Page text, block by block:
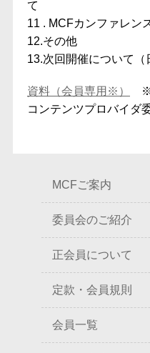
て
11 . MCFカンファレン
12.その他
13.次回開催について（
資料（会員専用※）
コンテンツプロバイダ
MCFご案内
委員会のご紹介
正会員について
定款・会員規則
会員一覧